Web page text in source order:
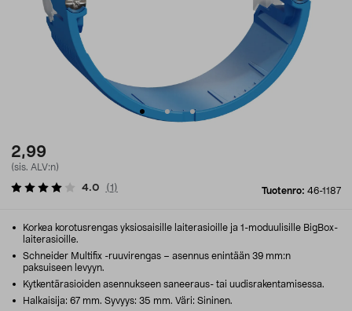
2,99
(sis. ALV:n)
Tuotenro: 46-1187
4.0 (1 )
Korkea korotusrengas yksiosaisille laiterasioille ja 1-moduulisille BigBox-
laiterasioille.
Schneider Multifix -ruuvirengas – asennus enintään 39 mm:n
paksuiseen levyyn.
Kytkentärasioiden asennukseen saneeraus- tai uudisrakentamisessa.
Halkaisija: 67 mm. Syvyys: 35 mm. Väri: Sininen.